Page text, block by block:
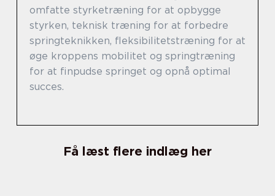
omfatte styrketræning for at opbygge
styrken, teknisk træning for at forbedre
springteknikken, fleksibilitetstræning for at
øge kroppens mobilitet og springtræning
for at finpudse springet og opnå optimal
succes.
Få læst flere indlæg her